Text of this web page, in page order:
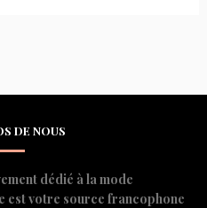
DE NOUS
dédié à la mode
est votre source francophone